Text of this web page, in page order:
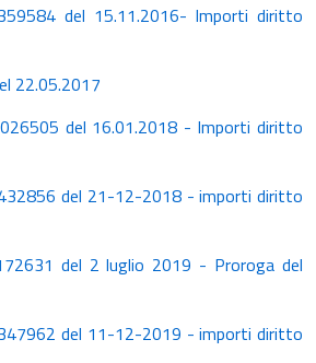
del 15.11.2016- Importi diritto
22.05.2017
del 16.01.2018 - Importi diritto
del 21-12-2018 - importi diritto
del 2 luglio 2019 - Proroga del
del 11-12-2019 - importi diritto